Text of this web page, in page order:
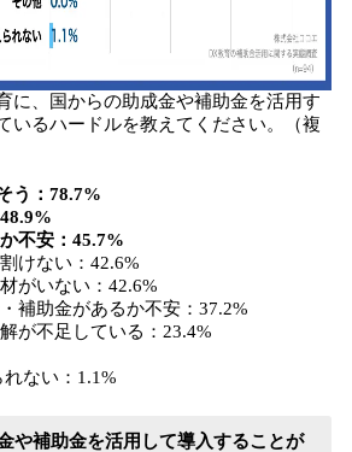
に、国からの助成金や補助金を活用す
いるハードルを教えてください。（複
う：78.7%
不安：45.7%
けない：42.6%
がいない：42.6%
補助金があるか不安：37.2%
が不足している：23.4%
ない：1.1%
や補助金を活用して導入することが